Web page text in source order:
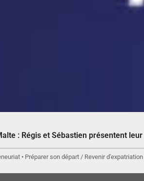
: Régis et Sébastien présentent
• Préparer son départ / Revenir d'expatriation